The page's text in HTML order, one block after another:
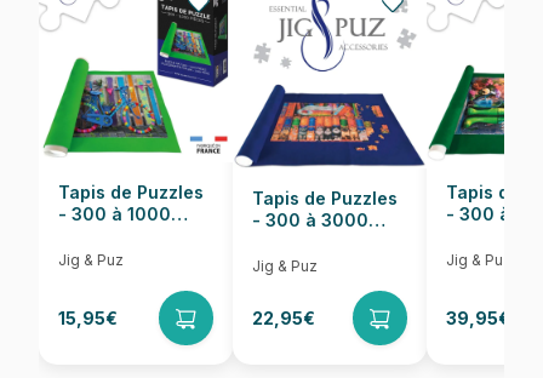
Nombre de pièces 1000 pièces
Dimensions 70 x 50 cm
Tapis de Puzzles
- 300 à 1000
Jig & Puz
15,95€
Tapis de Puzzles
- 300 à 3000
Jig & Puz
22,95€
Tapis de
- 300 à
Jig & Puz
39,95€